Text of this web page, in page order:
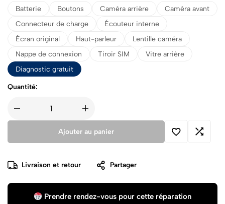
Batterie Boutons Caméra arrière
Caméra avant
Connecteur de charge
Écouteur interne
Écran original
Haut-parleur
Lentille caméra
Nappe de connexion
Tiroir SIM
Vitre arrière
Diagnostic gratuit
Quantité:
Ajouter au panier
Livraison et retour Partager
Prendre rendez-vous pour cette réparation